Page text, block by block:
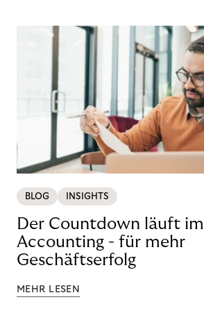
BLOG INSIGHTS
Der Countdown läuft im
Accounting - für mehr
Geschäftserfolg
MEHR LESEN